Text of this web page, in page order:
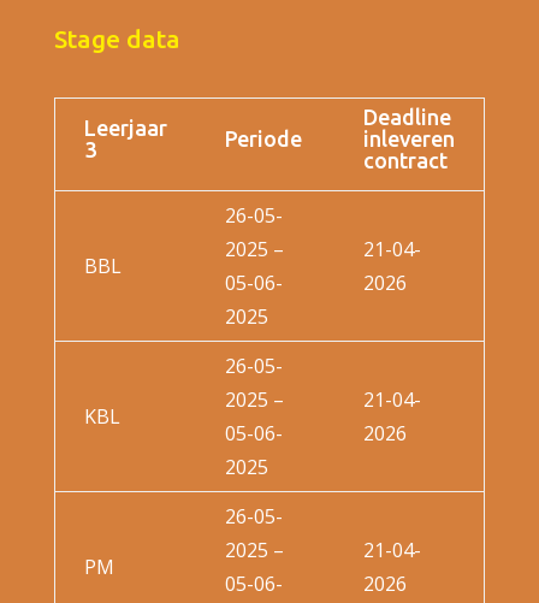
Stage data
Leerjaar
3
Periode
Deadline
inleveren
contract
BBL
26-05-
2025 –
05-06-
2025
21-04-
2026
KBL
26-05-
2025 –
05-06-
2025
21-04-
2026
PM
26-05-
2025 –
05-06-
21-04-
2026